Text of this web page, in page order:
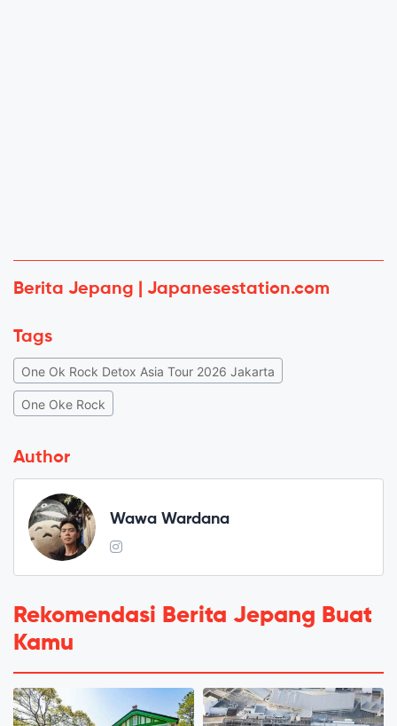
Berita Jepang | Japanesestation.com
Tags
One Ok Rock Detox Asia Tour 2026 Jakarta
One Oke Rock
Author
Wawa Wardana
Rekomendasi Berita Jepang Buat
Kamu